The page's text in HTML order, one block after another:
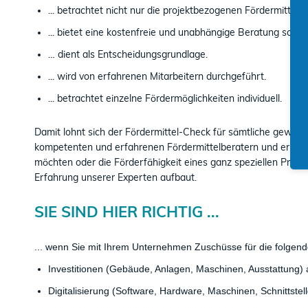
... betrachtet nicht nur die projektbezogenen Fördermittel,
... bietet eine kostenfreie und unabhängige Beratung
… dient als Entscheidungsgrundlage.
... wird von erfahrenen Mitarbeitern durchgeführt.
... betrachtet einzelne Fördermöglichkeiten individuell.
Damit lohnt sich der Fördermittel-Check für sämtliche
kompetenten und erfahrenen Fördermittelberatern und
möchten oder die Förderfähigkeit eines ganz speziellen
Erfahrung unserer Experten aufbaut.
​SIE SIND HIER RICHTIG ...
... wenn Sie mit Ihrem Unternehmen Zuschüsse für die
Investitionen (Gebäude, Anlagen, Maschinen, Ausstattung)
Digitalisierung (Software, Hardware, Maschinen,